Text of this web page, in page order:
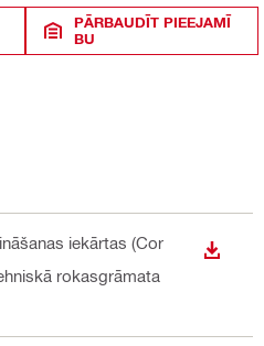
PĀRBAUDĪT PIEEJAMĪ
BU
iekārtas (Cor
rokasgrāmata